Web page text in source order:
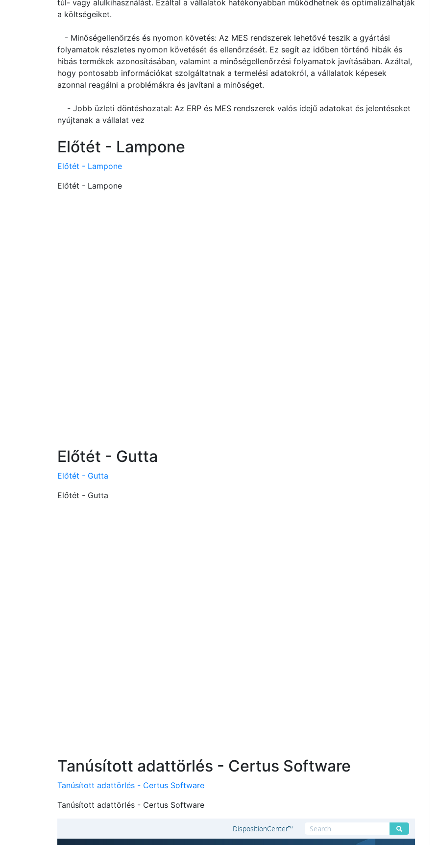
túl- vagy alulkihasználást. Ezáltal a vállalatok hatékonyabban működhetnek és optimalizálhatják
a költségeiket.
- Minőségellenőrzés és nyomon követés: Az MES rendszerek lehetővé teszik a gyártási
folyamatok részletes nyomon követését és ellenőrzését. Ez segít az időben történő hibák és
hibás termékek azonosításában, valamint a minőségellenőrzési folyamatok javításában. Azáltal,
hogy pontosabb információkat szolgáltatnak a termelési adatokról, a vállalatok képesek
azonnal reagálni a problémákra és javítani a minőséget.
- Jobb üzleti döntéshozatal: Az ERP és MES rendszerek valós idejű adatokat és jelentéseket
nyújtanak a vállalat vez
Előtét - Lampone
Előtét - Lampone
Előtét - Lampone
Előtét - Gutta
Előtét - Gutta
Előtét - Gutta
Tanúsított adattörlés - Certus Software
Tanúsított adattörlés - Certus Software
Tanúsított adattörlés - Certus Software